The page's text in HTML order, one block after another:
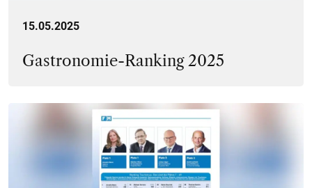
15.05.2025
Gastronomie-Ranking 2025